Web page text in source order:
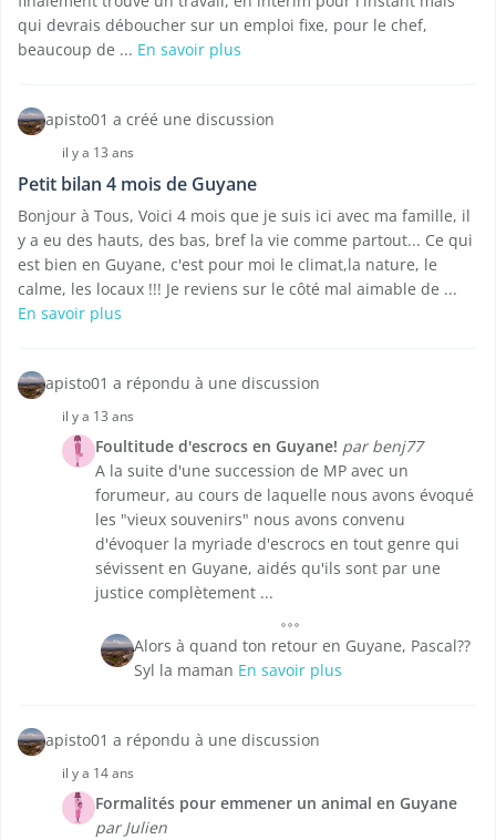
qui devrais déboucher sur un emploi fixe, pour le chef,
beaucoup de ... En savoir plus
apisto01 a créé une discussion
il y a 13 ans
Petit bilan 4 mois de Guyane
Bonjour à Tous, Voici 4 mois que je suis ici avec ma famille, il
y a eu des hauts, des bas, bref la vie comme partout... Ce qui
est bien en Guyane, c'est pour moi le climat,la nature, le
calme, les locaux !!! Je reviens sur le côté mal aimable de ...
En savoir plus
apisto01 a répondu à une discussion
il y a 13 ans
Foultitude d'escrocs en Guyane! par benj77
A la suite d'une succession de MP avec un
forumeur, au cours de laquelle nous avons évoqué
les "vieux souvenirs" nous avons convenu
d'évoquer la myriade d'escrocs en tout genre qui
sévissent en Guyane, aidés qu'ils sont par une
justice complètement ...
Alors à quand ton retour en Guyane, Pascal??
Syl la maman En savoir plus
apisto01 a répondu à une discussion
il y a 14 ans
Formalités pour emmener un animal en Guyane
par Julien